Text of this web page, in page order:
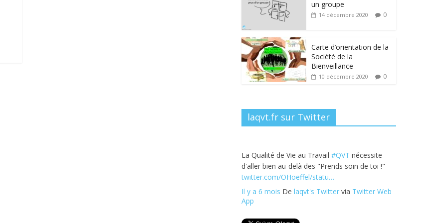
o
o
k
dI st er
un groupe
14 décembre 2020 0
Carte d’orientation de la
Société de la
Bienveillance
10 décembre 2020 0
laqvt.fr sur Twitter
d'aller bien au-delà des "Prends soin de toi !"
twitter.com/OHoeffel/statu…
Il y a 6 moisDelaqvt's Twitter